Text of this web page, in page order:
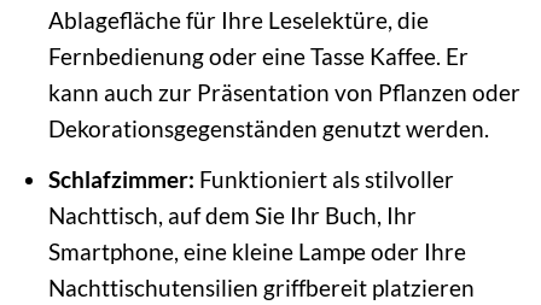
Ablagefläche für Ihre Leselektüre, die
Fernbedienung oder eine Tasse Kaffee. Er
kann auch zur Präsentation von Pflanzen oder
Dekorationsgegenständen genutzt werden.
Schlafzimmer: Funktioniert als stilvoller
Nachttisch, auf dem Sie Ihr Buch, Ihr
Smartphone, eine kleine Lampe oder Ihre
Nachttischutensilien griffbereit platzieren